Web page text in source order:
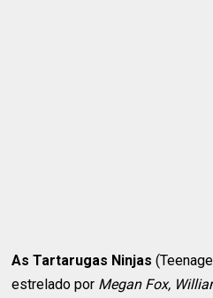
As Tartarugas Ninjas
estrelado por Megan Fox,